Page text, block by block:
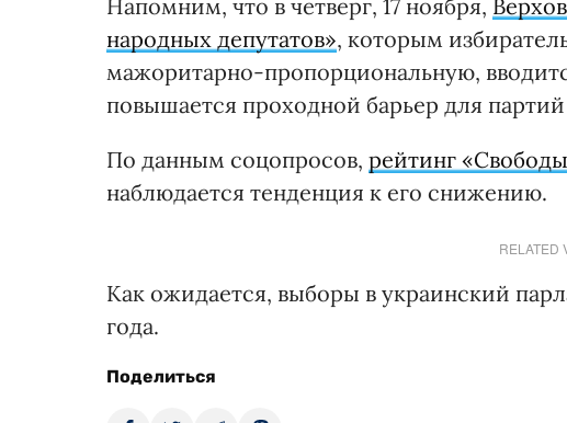
Напомним, что в четверг, 17 ноября,
народных депутатов», которым
мажоритарно-пропорциональную,
повышается проходной барьер для партий
По данным соцопросов, рейтинг
наблюдается тенденция к его снижению.
RELATED
Как ожидается, выборы в украинский
года.
Поделиться